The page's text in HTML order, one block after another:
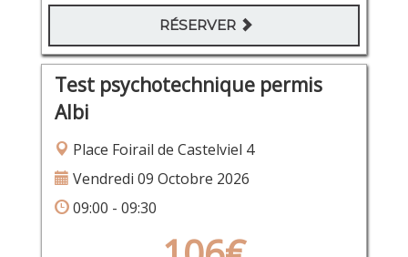
RÉSERVER
Test psychotechnique permis
Albi
Place Foirail de Castelviel 4
Vendredi 09 Octobre 2026
09:00 - 09:30